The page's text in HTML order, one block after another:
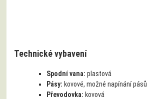
Technické vybavení
Spodní vana:plastová
Pásy: kovové, možné napínání pásů
Převodovka: kovová